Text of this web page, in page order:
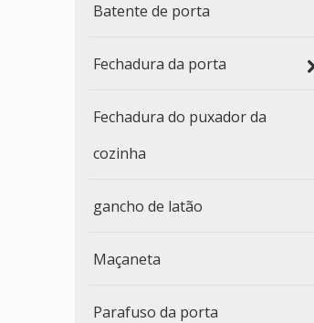
Batente de porta
Fechadura da porta
Fechadura do puxador da
cozinha
gancho de latão
Maçaneta
Parafuso da porta